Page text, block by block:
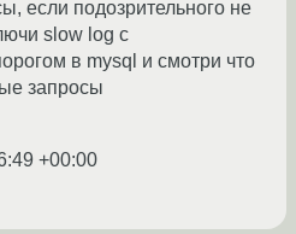
если подозрительного не
slow log с
в mysql и смотри что
запросы
+00:00